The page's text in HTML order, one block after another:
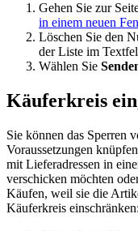
Gehen Sie zur
in einem neuen
Löschen Sie den
der Liste im
Wählen Sie
Käuferkreis
Sie können das Sperren
Voraussetzungen
mit Lieferadressen in
verschicken möchten
Käufen, weil sie die
Käuferkreis einschränken: